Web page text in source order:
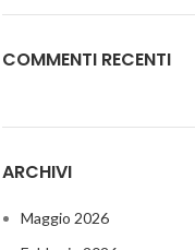
COMMENTI RECENTI
ARCHIVI
Maggio 2026